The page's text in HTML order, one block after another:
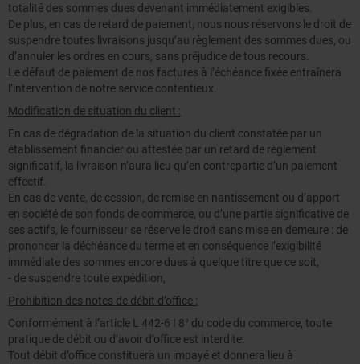
totalité des sommes dues devenant immédiatement exigibles.
De plus, en cas de retard de paiement, nous nous réservons le droit de
suspendre toutes livraisons jusqu’au règlement des sommes dues, ou
d’annuler les ordres en cours, sans préjudice de tous recours.
Le défaut de paiement de nos factures à l’échéance fixée entraînera
l’intervention de notre service contentieux.
Modification de situation du client :
En cas de dégradation de la situation du client constatée par un
établissement financier ou attestée par un retard de règlement
significatif, la livraison n’aura lieu qu’en contrepartie d’un paiement
effectif.
En cas de vente, de cession, de remise en nantissement ou d’apport
en société de son fonds de commerce, ou d’une partie significative de
ses actifs, le fournisseur se réserve le droit sans mise en demeure : de
prononcer la déchéance du terme et en conséquence l’exigibilité
immédiate des sommes encore dues à quelque titre que ce soit,
- de suspendre toute expédition,
Prohibition des notes de débit d’office :
Conformément à l’article L 442-6 I 8° du code du commerce, toute
pratique de débit ou d’avoir d’office est interdite.
Tout débit d’office constituera un impayé et donnera lieu à